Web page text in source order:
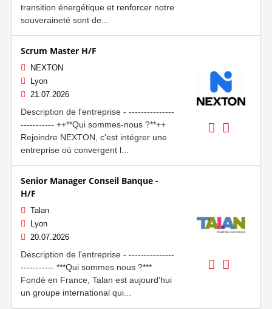
transition énergétique et renforcer notre
souveraineté sont de...
Scrum Master H/F
NEXTON
Lyon
21.07.2026
Description de l'entreprise - ---------------
----------- ++**Qui sommes-nous ?**++
Rejoindre NEXTON, c'est intégrer une
entreprise où convergent l...
Senior Manager Conseil Banque -
H/F
Talan
Lyon
20.07.2026
Description de l'entreprise - ---------------
----------- ***Qui sommes nous ?***
Fondé en France, Talan est aujourd'hui
un groupe international qui...